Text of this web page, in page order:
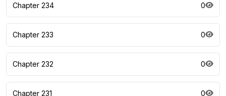
Chapter 234 0
Chapter 233 0
Chapter 232 0
Chapter 231 0